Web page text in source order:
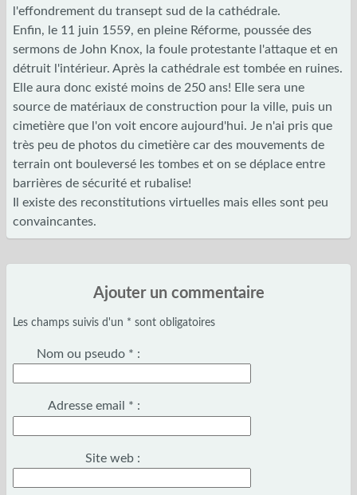
l'effondrement du transept sud de la cathédrale.
Enfin, le 11 juin 1559, en pleine Réforme, poussée des
sermons de John Knox, la foule protestante l'attaque et en
détruit l'intérieur. Après la cathédrale est tombée en ruines.
Elle aura donc existé moins de 250 ans! Elle sera une
source de matériaux de construction pour la ville, puis un
cimetière que l'on voit encore aujourd'hui. Je n'ai pris que
très peu de photos du cimetière car des mouvements de
terrain ont bouleversé les tombes et on se déplace entre
barrières de sécurité et rubalise!
Il existe des reconstitutions virtuelles mais elles sont peu
convaincantes.
Ajouter un commentaire
Les champs suivis d'un * sont obligatoires
Nom ou pseudo * :
Adresse email * :
Site web :